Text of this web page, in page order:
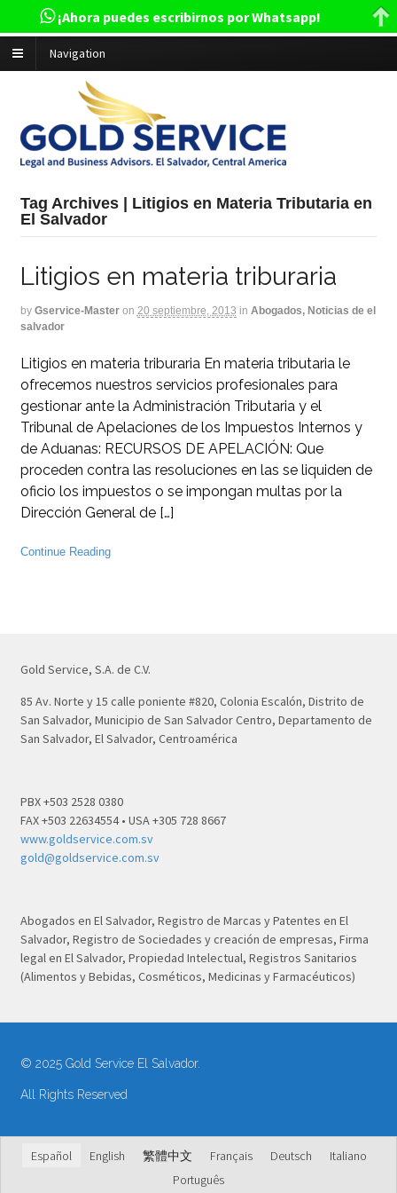
Navigation
Tag Archives | Litigios en Materia Tributaria en
El Salvador
Litigios en materia triburaria
by Gservice-Master on 20 septiembre, 2013 in Abogados, Noticias de el
salvador
Litigios en materia triburaria En materia tributaria le
ofrecemos nuestros servicios profesionales para
gestionar ante la Administración Tributaria y el
Tribunal de Apelaciones de los Impuestos Internos y
de Aduanas: RECURSOS DE APELACIÓN: Que
proceden contra las resoluciones en las se liquiden de
oficio los impuestos o se impongan multas por la
Dirección General de […]
Continue Reading
Gold Service, S.A. de C.V.
85 Av. Norte y 15 calle poniente #820, Colonia Escalón, Distrito de
San Salvador, Municipio de San Salvador Centro, Departamento de
San Salvador, El Salvador, Centroamérica
PBX +503 2528 0380
FAX +503 22634554 • USA +305 728 8667
www.goldservice.com.sv
gold@goldservice.com.sv
Abogados en El Salvador, Registro de Marcas y Patentes en El
Salvador, Registro de Sociedades y creación de empresas, Firma
legal en El Salvador, Propiedad Intelectual, Registros Sanitarios
(Alimentos y Bebidas, Cosméticos, Medicinas y Farmacéuticos)
© 2025 Gold Service El Salvador.
All Rights Reserved
Español English 繁體中文 Français Deutsch
Italiano
Português
¡Ahora puedes escribirnos por Whatsapp!